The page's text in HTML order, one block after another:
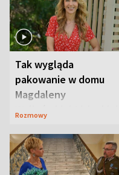
Tak wygląda
pakowanie w domu
Magdaleny
Waligórskiej-Lisieckiej.
Rozmowy